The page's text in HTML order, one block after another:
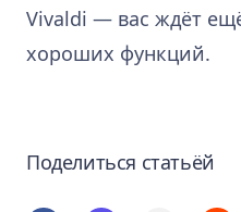
Vivaldi — вас ждёт
хороших функций.
Поделиться статьёй